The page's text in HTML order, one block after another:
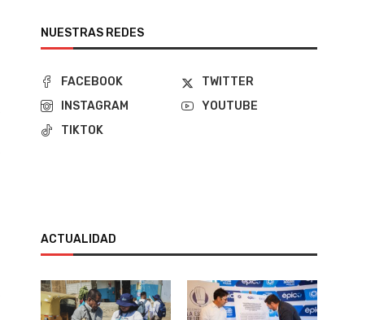
NUESTRAS REDES
FACEBOOK
TWITTER
INSTAGRAM
YOUTUBE
TIKTOK
ACTUALIDAD